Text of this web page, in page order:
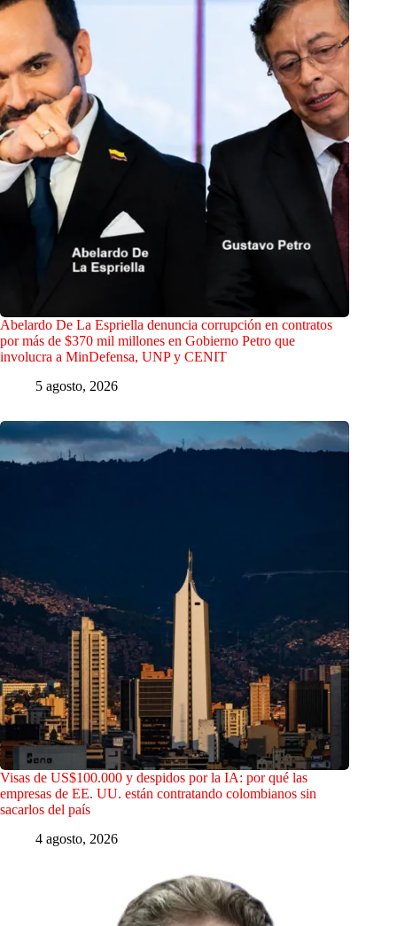
Abelardo De La Espriella denuncia corrupción en contratos
por más de $370 mil millones en Gobierno Petro que
involucra a MinDefensa, UNP y CENIT
5 agosto, 2026
Visas de US$100.000 y despidos por la IA: por qué las
empresas de EE. UU. están contratando colombianos sin
sacarlos del país
4 agosto, 2026